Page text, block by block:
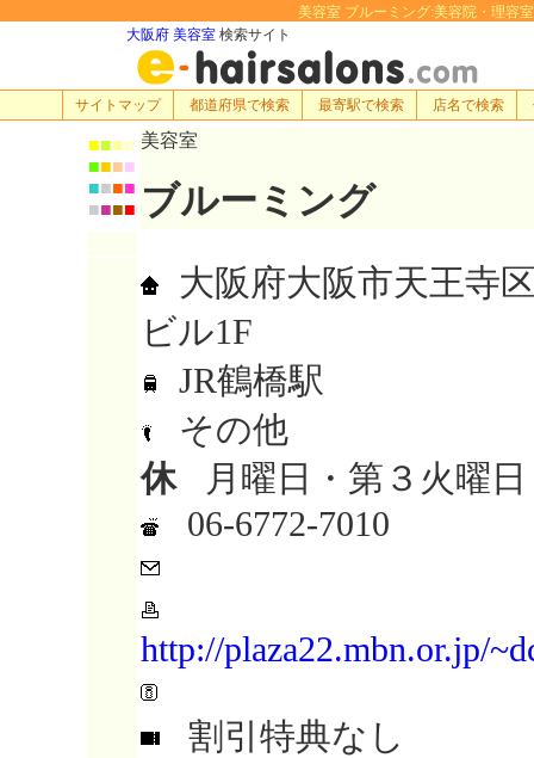
美容室 ブルーミング:美容院・理容
大阪府 美容室 検索サイト
サイトマップ 都道府県で検索 最寄駅で検索 店名で検索
■■■■
■■■■
■■■■
■■■■
美容室
ブルーミング
大阪府大阪市天王寺
ビル1F
JR鶴橋駅
その他
休月曜日・第３火曜日
06-6772-7010
http://plaza22.mbn.or.jp/
割引特典なし